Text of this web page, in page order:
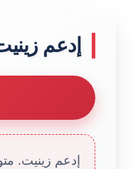
إدعم
إدعم زينيت.